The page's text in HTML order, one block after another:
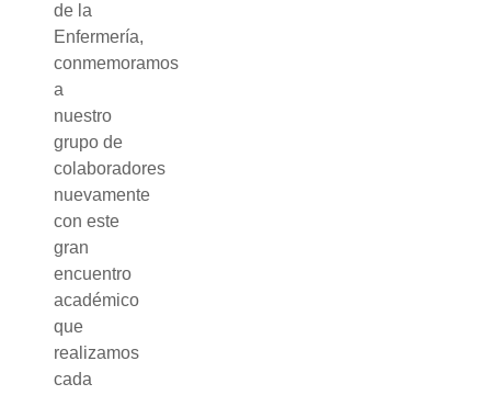
de la
Enfermería,
conmemoramos
a
nuestro
grupo de
colaboradores
nuevamente
con este
gran
encuentro
académico
que
realizamos
cada